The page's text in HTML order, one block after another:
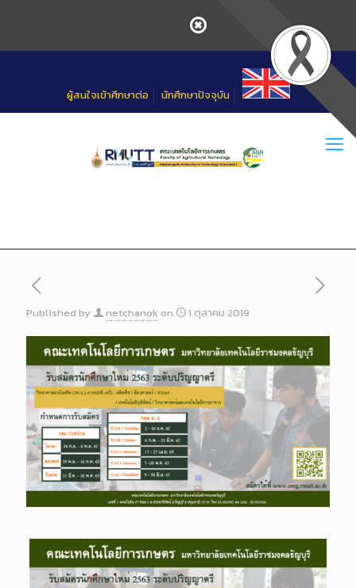
ผู้สนใจเข้าศึกษาต่อ นักศึกษาปัจจุบัน
Published by netchanok on 1 ตุลาคม 2019